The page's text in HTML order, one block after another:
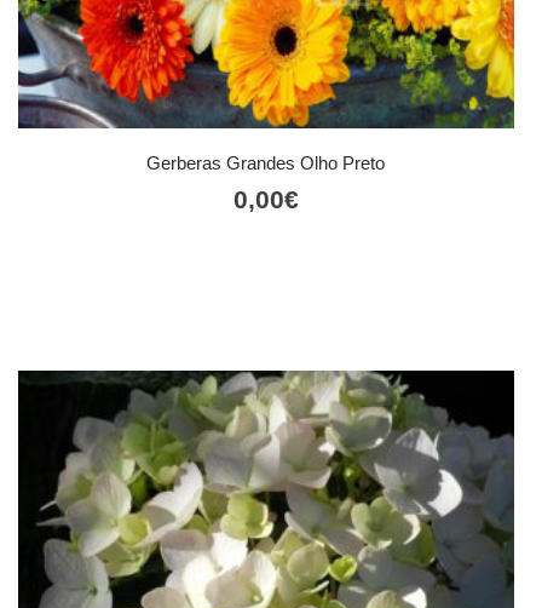
Gerberas Grandes Olho Preto
0,00€